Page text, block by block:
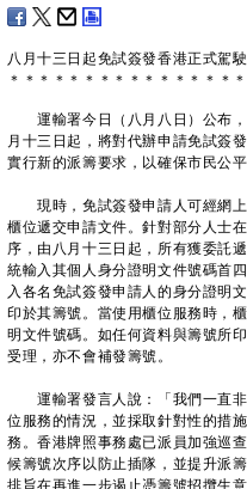
八月十三日起免試簽發香港正式駕
＊ ＊ ＊ ＊ ＊ ＊ ＊ ＊ ＊ ＊ ＊ ＊ ＊ ＊ ＊ ＊
運輸署今日（八月八日）公布，
月十三日起，將對代辦申請免試簽
實行新的派籌要求，以確保市民公平
現時，免試簽發申請人可經網上
櫃位遞交申請文件。針對部分人士
序，由八月十三日起，所有獲委託
統輸入其個人身分證明文件號碼首
入各名免試簽發申請人的身分證明
印於其籌號。當使用櫃位服務時，
明文件號碼。如任何資料與籌號所
受理，亦不會補發籌號。
運輸署發言人說：「我們一直非
位服務的情況，並採取針對性的措
務。香港牌照事務處已派員加強巡
候籌號次序以防止插隊，並提升派
排旨在再進一步遏止憑籌號招攬生